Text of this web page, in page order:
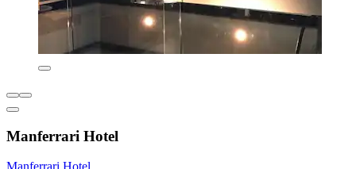
Manferrari Hotel